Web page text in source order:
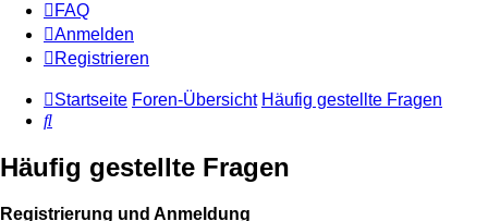
FAQ
Anmelden
Registrieren
Startseite Foren-Übersicht Häufig gestellte Fragen
Suche
Häufig gestellte Fragen
Registrierung und Anmeldung